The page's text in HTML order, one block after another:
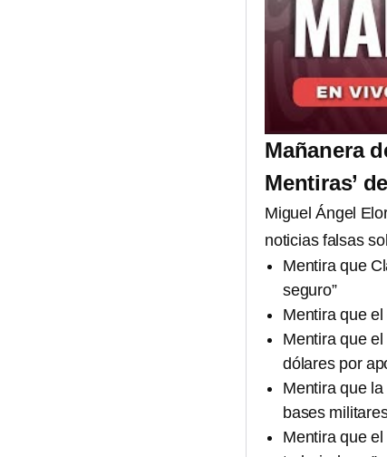
Mañanera
Mentiras’
Miguel Ángel
noticias falsas
Mentira que
seguro”
Mentira que
Mentira que
dólares por
Mentira que
bases
Mentira que